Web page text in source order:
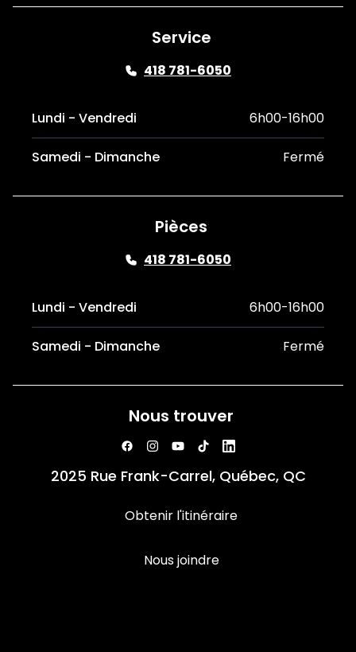
Service
418 781-6050
Lundi - Vendredi 6h00-16h00
Samedi - Dimanche Fermé
Pièces
418 781-6050
Lundi - Vendredi 6h00-16h00
Samedi - Dimanche Fermé
Nous trouver
2025 Rue Frank-Carrel, Québec, QC
Obtenir l'itinéraire
Nous joindre